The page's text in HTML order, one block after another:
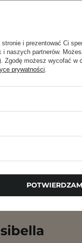
i prezentować Ci
naszych partnerów.
możesz wycofać w
prywatności